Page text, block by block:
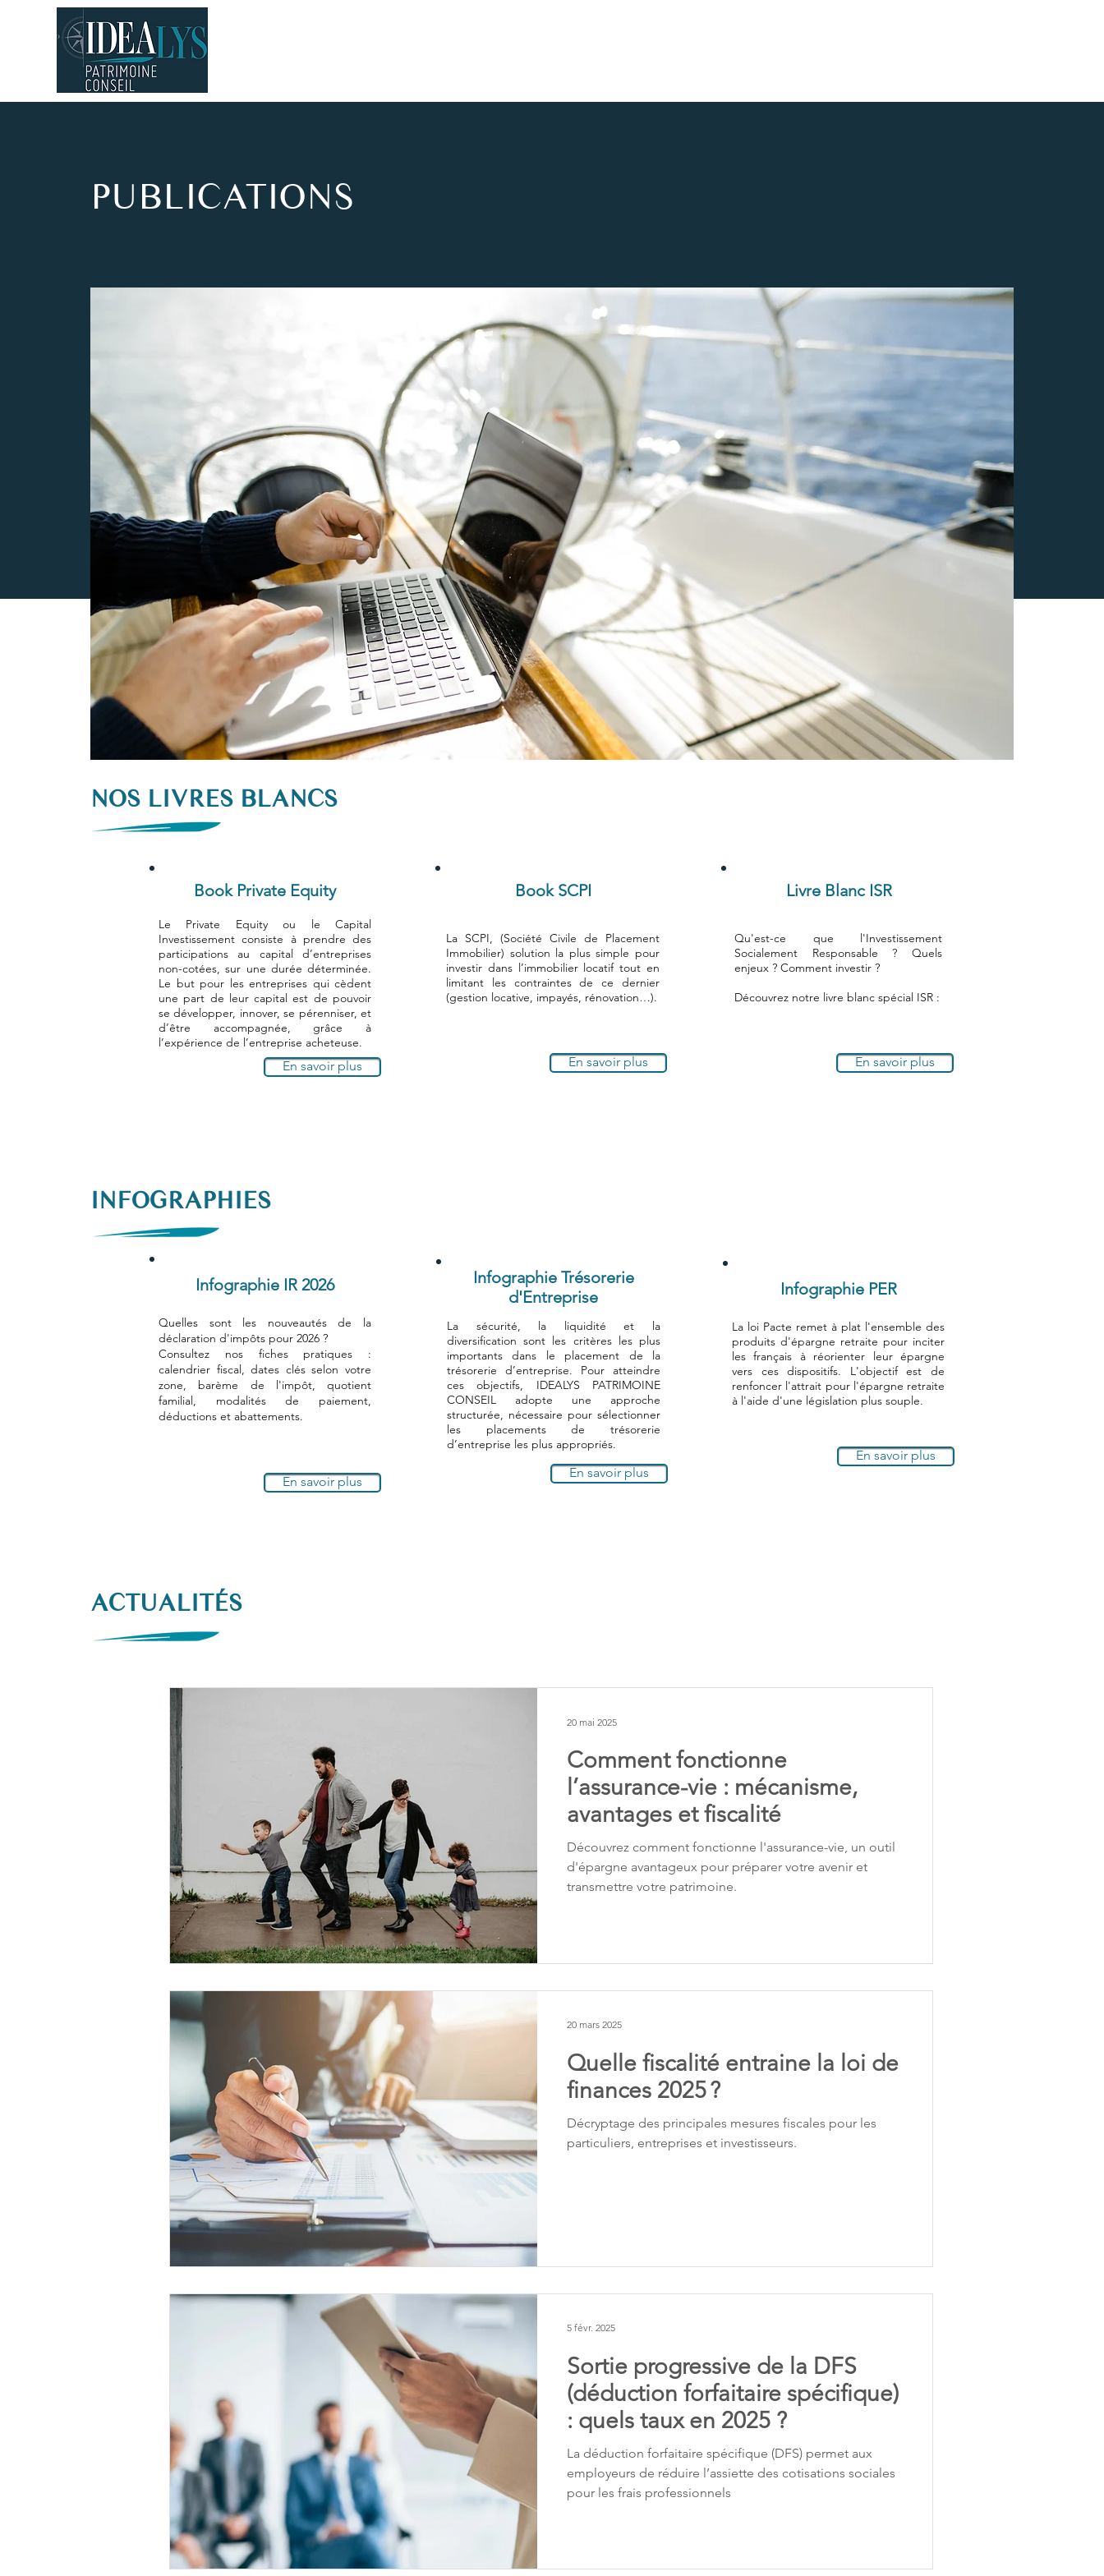
PUBLICATIONS
NOS LIVRES BLANCS
Book Private Equity
Le Private Equity ou le Capital
Investissement consiste à prendre des
participations au capital d’entreprises
non-cotées, sur une durée déterminée.
Le but pour les entreprises qui cèdent
une part de leur capital est de pouvoir
se développer, innover, se pérenniser, et
d’être accompagnée, grâce à
l’expérience de l’entreprise acheteuse.
En savoir plus
Book SCPI
La SCPI, (Société Civile de Placement
Immobilier) solution la plus simple pour
investir dans l’immobilier locatif tout en
limitant les contraintes de ce dernier
(gestion locative, impayés, rénovation…).
En savoir plus
Livre Blanc ISR
Qu'est-ce que l'Investissement
Socialement Responsable ? Quels
enjeux ? Comment investir ?
Découvrez notre livre blanc spécial ISR :
En savoir plus
INFOGRAPHIES
Infographie PER
La loi Pacte remet à plat l'ensemble des
produits d'épargne retraite pour inciter
les français à réorienter leur épargne
vers ces dispositifs. L'objectif est de
renfoncer l'attrait pour l'épargne retraite
à l'aide d'une législation plus souple.
En savoir plus
Infographie Trésorerie
d'Entreprise
La sécurité, la liquidité et la
diversification sont les critères les plus
importants dans le placement de la
trésorerie d’entreprise. Pour atteindre
ces objectifs, IDEALYS PATRIMOINE
CONSEIL adopte une approche
structurée, nécessaire pour sélectionner
les placements de trésorerie
d’entreprise les plus appropriés.
En savoir plus
Infographie IR 2026
Quelles sont les nouveautés de la
déclaration d'impôts pour 2026 ?​
Consultez nos fiches pratiques :
calendrier fiscal, dates clés selon votre
zone, barème de l'impôt, quotient
familial, modalités de paiement,
déductions et abattements.
En savoir plus
ACTUALITÉS
Comment fonctionne
l’assurance-vie : mécanisme,
avantages et fiscalité
Découvrez comment fonctionne l'assurance-vie, un outil
d'épargne avantageux pour préparer votre avenir et
transmettre votre patrimoine.
20 mai 2025
Quelle fiscalité entraine la loi de
finances 2025 ?
Décryptage des principales mesures fiscales pour les
particuliers, entreprises et investisseurs.
20 mars 2025
Sortie progressive de la DFS
(déduction forfaitaire spécifique)
: quels taux en 2025 ?
La déduction forfaitaire spécifique (DFS) permet aux
employeurs de réduire l’assiette des cotisations sociales
pour les frais professionnels
5 févr. 2025